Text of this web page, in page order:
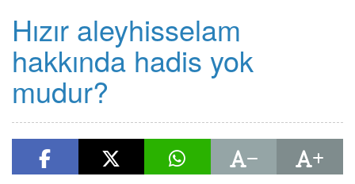
Hızır aleyhisselam
hakkında hadis yok
mudur?